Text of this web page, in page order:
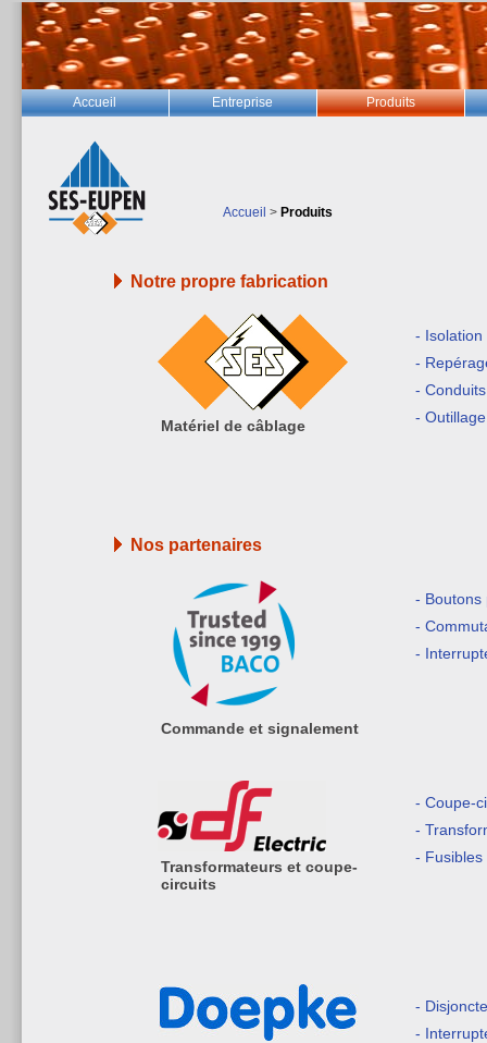
Accueil Entreprise Produits
Accueil > Produits
Notre propre fabrication
Matériel de câblage
- Isolation
-
-
-
Nos partenaires
Commande et signalement
- Boutons
-
-
Transformateurs et coupe-
circuits
- Coupe-
-
- Fusibles
-
-